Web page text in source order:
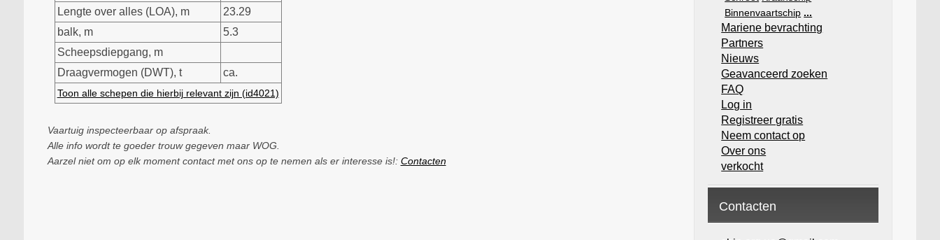
Lengte over alles (LOA), m
23.29
balk, m
5.3
Scheepsdiepgang, m
Draagvermogen (DWT), t
ca.
Toon alle schepen die hierbij relevant zijn (id4021)
Vaartuig inspecteerbaar op afspraak.
Alle info wordt te goeder trouw gegeven maar WOG.
Aarzel niet om op elk moment contact met ons op te nemen als er interesse is!: Contacten
Binnenvaartschip ...
Mariene bevrachting
Partners
Nieuws
Geavanceerd zoeken
FAQ
Log in
Registreer gratis
Neem contact op
Over ons
verkocht
Contacten